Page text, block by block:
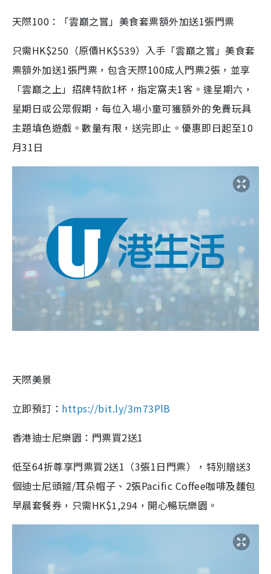
天際100：「雲巔之嘗」美食套票額外加送1張門票
只需HK$250（原價HK$539）入手「雲巔之嘗」美食套
票額外加送1張門票，包含天際100成人門票2張，並享
「雲巔之上」招牌特飲1杯，指定窩夫1客。逢星期六，
星期日或公眾假期，每位入場小童可獲額外的免費玩具
主題填色遊戲。數量有限，送完即止 。 優惠即日起至10
月31日
天際美景
立即預訂： https://bit.ly/3m73PlB
香港迪士尼樂園：門票買2送1
低至64折尊享門票買2送1 （3張1日門票）， 特別贈送3
個迪士尼頭箍/耳朵帽子 、2張Pacific Coffee咖啡及麵包
早晨套餐券 ，只需HK$1,294，開心暢玩樂園。